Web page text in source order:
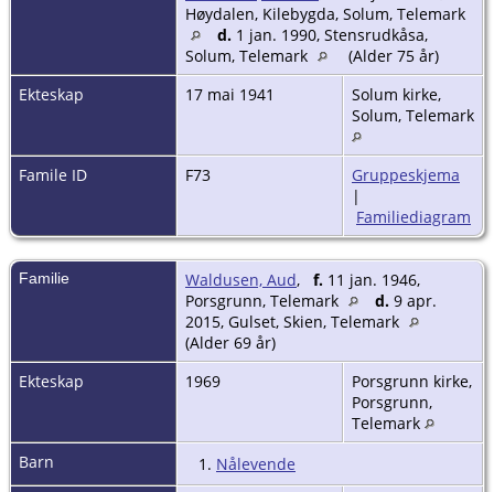
Høydalen, Kilebygda, Solum, Telemark
d. 1 jan. 1990, Stensrudkåsa,
Solum, Telemark
(Alder 75 år)
Ekteskap
17 mai 1941
Solum kirke,
Solum, Telemark
Famile ID F73
Gruppeskjema
|
Familiediagram
Familie Waldusen, Aud, f. 11 jan. 1946,
Porsgrunn, Telemark
d. 9 apr.
2015, Gulset, Skien, Telemark
(Alder 69 år)
Ekteskap
1969
Porsgrunn kirke,
Porsgrunn,
Telemark
Barn
1. Nålevende